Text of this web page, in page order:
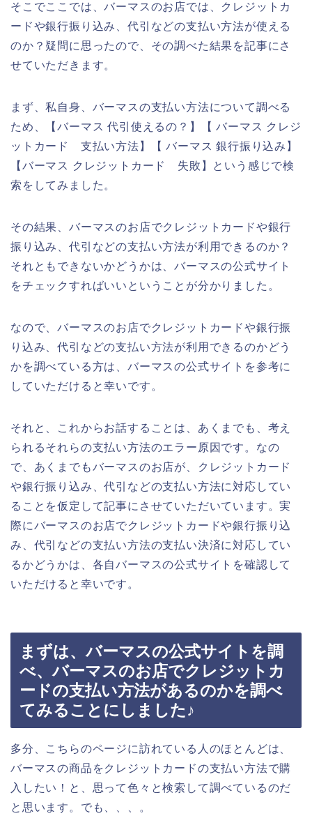
そこでここでは、バーマスのお店では、クレジットカ
ードや銀行振り込み、代引などの支払い方法が使える
のか？疑問に思ったので、その調べた結果を記事にさ
せていただきます。
まず、私自身、バーマスの支払い方法について調べる
ため、【バーマス 代引使えるの？】【 バーマス クレジ
ットカード 支払い方法】【 バーマス 銀行振り込み】
【バーマス クレジットカード 失敗】という感じで検
索をしてみました。
その結果、バーマスのお店でクレジットカードや銀行
振り込み、代引などの支払い方法が利用できるのか？
それともできないかどうかは、バーマスの公式サイト
をチェックすればいいということが分かりました。
なので、バーマスのお店でクレジットカードや銀行振
り込み、代引などの支払い方法が利用できるのかどう
かを調べている方は、バーマスの公式サイトを参考に
していただけると幸いです。
それと、これからお話することは、あくまでも、考え
られるそれらの支払い方法のエラー原因です。なの
で、あくまでもバーマスのお店が、クレジットカード
や銀行振り込み、代引などの支払い方法に対応してい
ることを仮定して記事にさせていただいています。実
際にバーマスのお店でクレジットカードや銀行振り込
み、代引などの支払い方法の支払い決済に対応してい
るかどうかは、各自バーマスの公式サイトを確認して
いただけると幸いです。
まずは、バーマスの公式サイトを調
べ、バーマスのお店でクレジットカ
ードの支払い方法があるのかを調べ
てみることにしました♪
多分、こちらのページに訪れている人のほとんどは、
バーマスの商品をクレジットカードの支払い方法で購
入したい！と、思って色々と検索して調べているのだ
と思います。でも、、、。